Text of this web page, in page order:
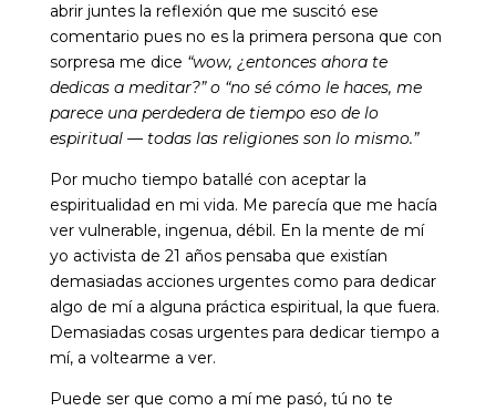
abrir juntes la reflexión que me suscitó ese
comentario pues no es la primera persona que con
sorpresa me dice “wow, ¿entonces ahora te
dedicas a meditar?” o “no sé cómo le haces, me
parece una perdedera de tiempo eso de lo
espiritual — todas las religiones son lo mismo.”
Por mucho tiempo batallé con aceptar la
espiritualidad en mi vida. Me parecía que me hacía
ver vulnerable, ingenua, débil. En la mente de mí
yo activista de 21 años pensaba que existían
demasiadas acciones urgentes como para dedicar
algo de mí a alguna práctica espiritual, la que fuera.
Demasiadas cosas urgentes para dedicar tiempo a
mí, a voltearme a ver.
Puede ser que como a mí me pasó, tú no te